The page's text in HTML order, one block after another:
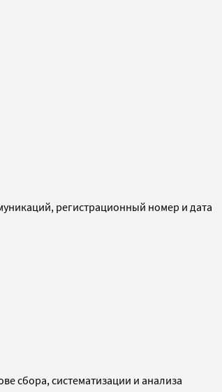
регистрационный номер и дата
сбора, систематизации и анализа